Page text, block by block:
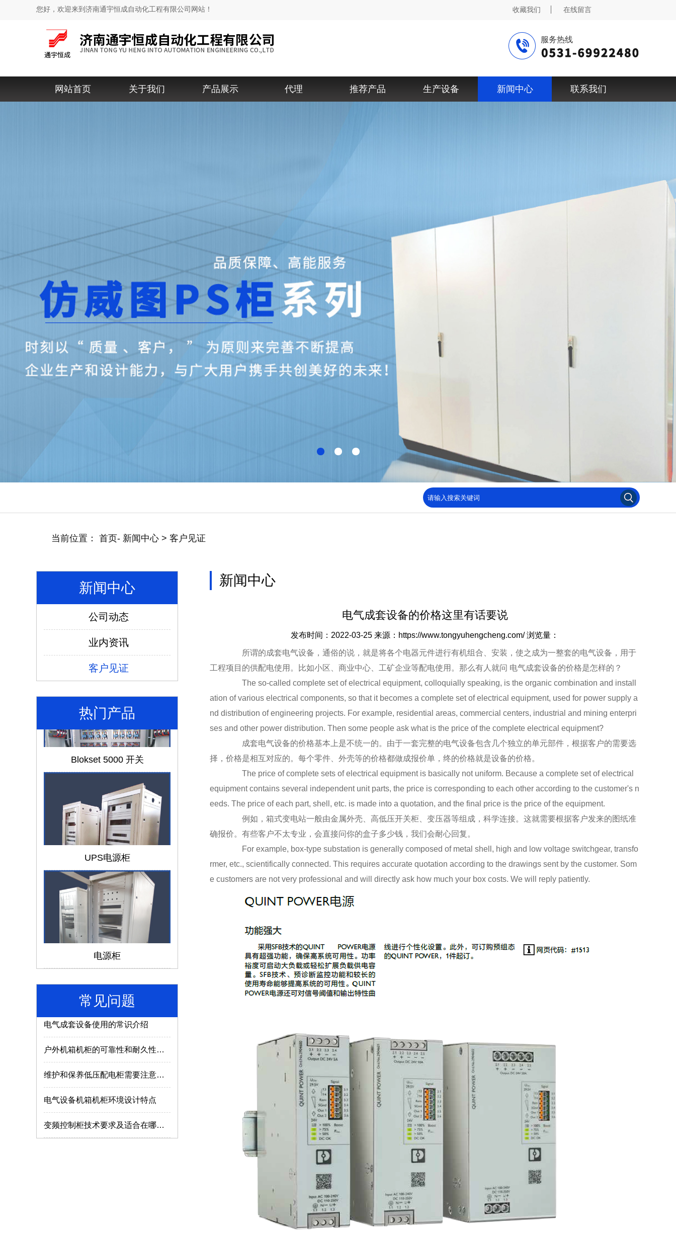
您好，欢迎来到济南通宇恒成自动化工程有限公司网站！ 收藏我们 在线留言
服务热线
网站首页 关于我们 产品展示 代理 推荐产品 生产设备 新闻中心 联系我们
当前位置： 首页- 新闻中心 > 客户见证
新闻中心
公司动态
业内资讯
客户见证
热门产品
仿威图PS柜系列
Blokset 5000 开关
UPS电源柜
电源柜
MNS低压抽屉柜
常见问题
低压配电柜如何选择合适的型号及参数？
户外机箱机柜的可靠性和耐久性与什么因素有关？
维护和保养低压配电柜需要注意哪些内容？
电气设备机箱机柜环境设计特点
变频控制柜技术要求及适合在哪些场所使用？
MNS2.0型低压抽出式开关柜使用特点
新闻中心
电气成套设备的价格这里有话要说
发布时间：2022-03-25 来源：https://www.tongyuhengcheng.com/ 浏览量：
所谓的成套电气设备，通俗的说，就是将各个电器元件进行有机组合、安装，使之成为一整套的电气设备，用于
工程项目的供配电使用。比如小区、商业中心、工矿企业等配电使用。那么有人就问 电气成套设备的价格是怎样的？
The so-called complete set of electrical equipment, colloquially speaking, is the organic combination and install
ation of various electrical components, so that it becomes a complete set of electrical equipment, used for power supply a
nd distribution of engineering projects. For example, residential areas, commercial centers, industrial and mining enterpri
ses and other power distribution. Then some people ask what is the price of the complete electrical equipment?
成套电气设备的价格基本上是不统一的。由于一套完整的电气设备包含几个独立的单元部件，根据客户的需要选
择，价格是相互对应的。每个零件、外壳等的价格都做成报价单，终的价格就是设备的价格。
The price of complete sets of electrical equipment is basically not uniform. Because a complete set of electrical
equipment contains several independent unit parts, the price is corresponding to each other according to the customer's n
eeds. The price of each part, shell, etc. is made into a quotation, and the final price is the price of the equipment.
例如，箱式变电站一般由金属外壳、高低压开关柜、变压器等组成，科学连接。这就需要根据客户发来的图纸准
确报价。有些客户不太专业，会直接问你的盒子多少钱，我们会耐心回复。
For example, box-type substation is generally composed of metal shell, high and low voltage switchgear, transfo
rmer, etc., scientifically connected. This requires accurate quotation according to the drawings sent by the customer. Som
e customers are not very professional and will directly ask how much your box costs. We will reply patiently.